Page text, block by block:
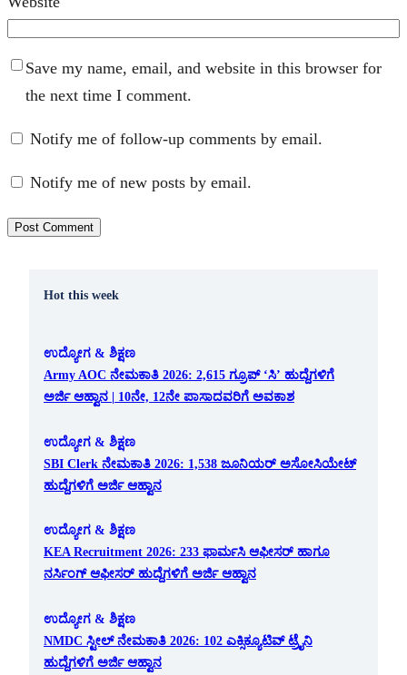
Save my name, email, and website in this browser for
the next time I comment.
Notify me of follow-up comments by email.
Notify me of new posts by email.
Hot this week
ಉದ್ಯೋಗ & ಶಿಕ್ಷಣ
Army AOC ನೇಮಕಾತಿ 2026: 2,615 ಗ್ರೂಪ್ ‘ಸಿ’ ಹುದ್ದೆಗಳಿಗೆ
ಅರ್ಜಿ ಆಹ್ವಾನ | 10ನೇ, 12ನೇ ಪಾಸಾದವರಿಗೆ ಅವಕಾಶ
ಉದ್ಯೋಗ & ಶಿಕ್ಷಣ
SBI Clerk ನೇಮಕಾತಿ 2026: 1,538 ಜೂನಿಯರ್ ಅಸೋಸಿಯೇಟ್
ಹುದ್ದೆಗಳಿಗೆ ಅರ್ಜಿ ಆಹ್ವಾನ
ಉದ್ಯೋಗ & ಶಿಕ್ಷಣ
KEA Recruitment 2026: 233 ಫಾರ್ಮಸಿ ಆಫೀಸರ್ ಹಾಗೂ
ನರ್ಸಿಂಗ್ ಆಫೀಸರ್ ಹುದ್ದೆಗಳಿಗೆ ಅರ್ಜಿ ಆಹ್ವಾನ
ಉದ್ಯೋಗ & ಶಿಕ್ಷಣ
NMDC ಸ್ಟೀಲ್ ನೇಮಕಾತಿ 2026: 102 ಎಕ್ಸಿಕ್ಯೂಟಿವ್ ಟ್ರೈನಿ
ಹುದ್ದೆಗಳಿಗೆ ಅರ್ಜಿ ಆಹ್ವಾನ